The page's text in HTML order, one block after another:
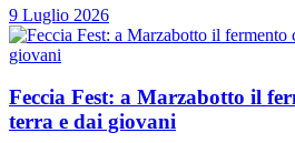
9 Luglio 2026
Feccia Fest: a Marzabotto il
terra e dai giovani